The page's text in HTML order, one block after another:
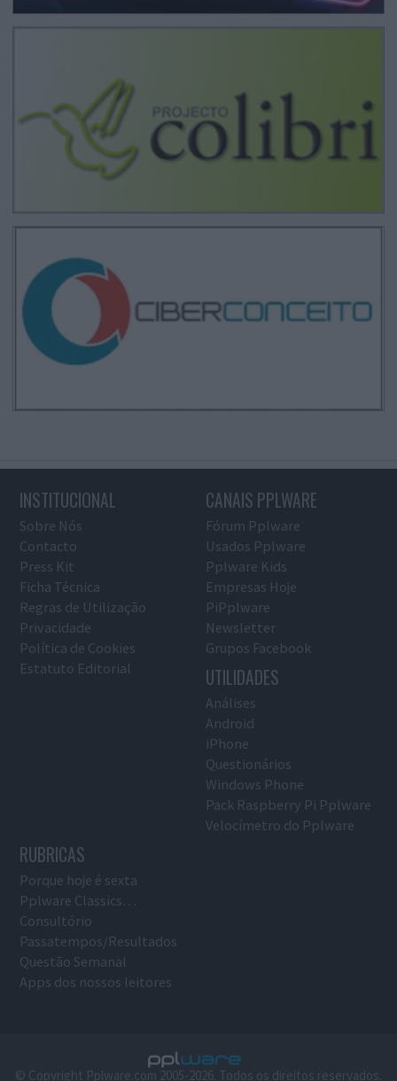
INSTITUCIONAL
Sobre Nós
Contacto
Press Kit
Ficha Técnica
Regras de Utilização
Privacidade
Política de Cookies
Estatuto Editorial
CANAIS PPLWARE
Fórum Pplware
Usados Pplware
Pplware Kids
Empresas Hoje
PiPplware
Newsletter
Grupos Facebook
UTILIDADES
Análises
Android
iPhone
Questionários
Windows Phone
Pack Raspberry Pi Pplware
Velocímetro do Pplware
RUBRICAS
Porque hoje é sexta
Pplware Classics…
Consultório
Passatempos/Resultados
Questão Semanal
Apps dos nossos leitores
© Copyright Pplware.com 2005-2026. Todos os direitos reservados.